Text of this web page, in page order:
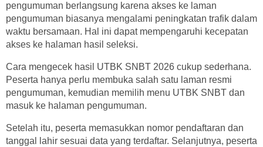
pengumuman berlangsung karena akses ke laman
pengumuman biasanya mengalami peningkatan trafik dalam
waktu bersamaan. Hal ini dapat mempengaruhi kecepatan
akses ke halaman hasil seleksi.
Cara mengecek hasil UTBK SNBT 2026 cukup sederhana.
Peserta hanya perlu membuka salah satu laman resmi
pengumuman, kemudian memilih menu UTBK SNBT dan
masuk ke halaman pengumuman.
Setelah itu, peserta memasukkan nomor pendaftaran dan
tanggal lahir sesuai data yang terdaftar. Selanjutnya, peserta